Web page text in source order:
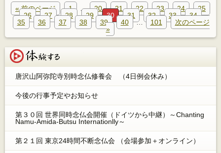
« 前のページ
1 … 20 21 22 23 24
25
26
27 28 29 30 31 32 33
34
35
36 37 38 39 40 … 101
次のページ
»
唐沢山阿弥陀寺別時念仏修養会 （4日例会休み）
今後の行事予定やお知らせ
第３０回 世界同時念仏会開催（ドイツから中継）～Chanting
Namu-Amida-Butsu Internationlly～
第２１回 東京24時間不断念仏会 （会場参加＋オンライン）